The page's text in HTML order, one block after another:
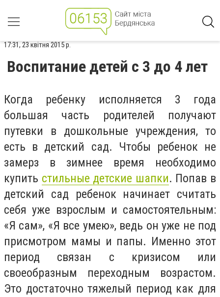
17:31, 23 квітня 2015 р.
Воспитание детей с 3 до 4 лет
Когда ребенку исполняется 3 года
большая часть родителей получают
путевки в дошкольные учреждения, то
есть в детский сад. Чтобы ребенок не
замерз в зимнее время необходимо
купить стильные детские шапки. Попав в
детский сад ребенок начинает считать
себя уже взрослым и самостоятельным:
«Я сам», «Я все умею», ведь он уже не под
присмотром мамы и папы. Именно этот
период связан с кризисом или
своеобразным переходным возрастом.
Это достаточно тяжелый период как для